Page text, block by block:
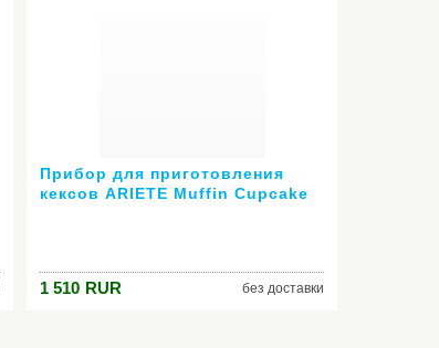
Прибор для приготовления
кексов ARIETE Muffin Cupcake
1 510 RUR без доставки